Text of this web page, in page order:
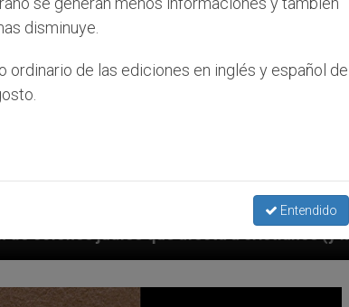
a cristianos (y no sólo) en Tierra Santa
disminuye.
ordinario de las ediciones en inglés y español de
Entendido